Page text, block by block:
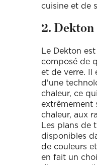
cuisine et de
2. Dekton
Le Dekton
composé de
et de verre. Il
d'une
chaleur, ce
extrêmement
chaleur, aux
Les plans de
disponibles
de couleurs
en fait un